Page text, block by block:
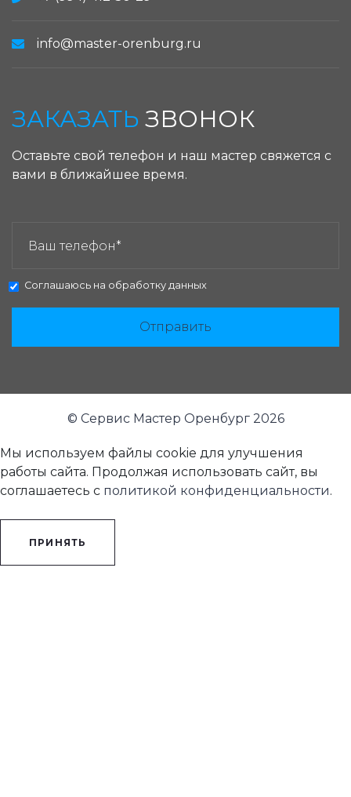
info@master-orenburg.ru
ЗАКАЗАТЬ ЗВОНОК
Оставьте свой телефон и наш мастер свяжется с
вами в ближайшее время.
Соглашаюсь на обработку данных
Отправить
© Сервис Мастер Оренбург 2026
Мы используем файлы cookie для улучшения
работы сайта. Продолжая использовать сайт, вы
соглашаетесь с политикой конфиденциальности.
ПРИНЯТЬ